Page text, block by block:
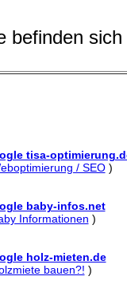
befinden
tisa-
/ SEO)
baby-infos.net
Informationen )
holz-mieten.de
bauen?! )